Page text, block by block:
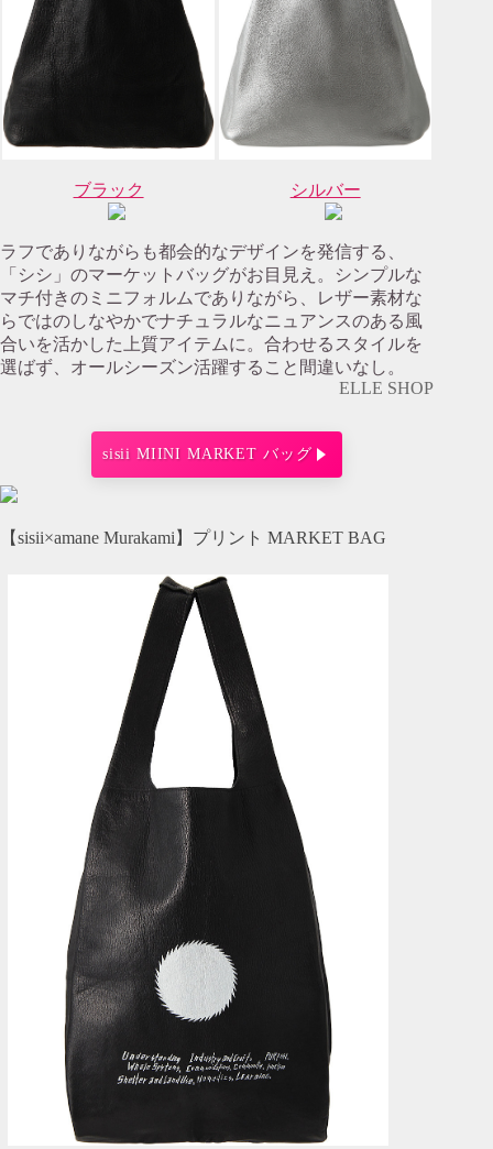
ブラック シルバー
ラフでありながらも都会的なデザインを発信する、
「シシ」のマーケットバッグがお目見え。シンプルな
マチ付きのミニフォルムでありながら、レザー素材な
らではのしなやかでナチュラルなニュアンスのある風
合いを活かした上質アイテムに。合わせるスタイルを
選ばず、オールシーズン活躍すること間違いなし。
ELLE SHOP
sisii MIINI MARKET バッグ
【sisii×amane Murakami】プリント MARKET BAG